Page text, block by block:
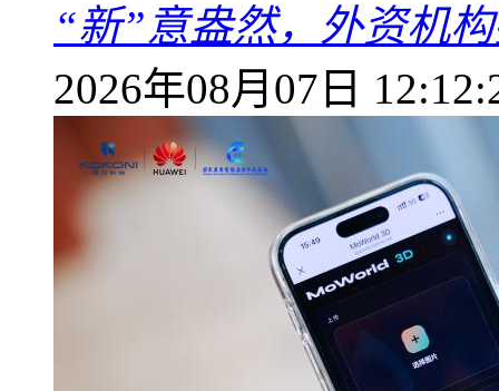
“新”意盎然，外资机
2026年08月07日